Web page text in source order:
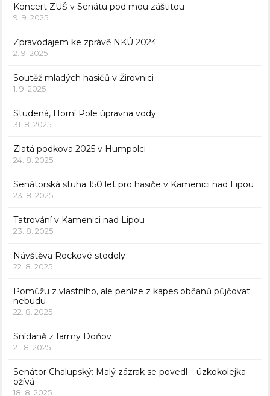
Koncert ZUŠ v Senátu pod mou záštitou
9. 9. 2025
Zpravodajem ke zprávě NKÚ 2024
2. 9. 2025
Soutěž mladých hasičů v Žirovnici
1. 9. 2025
Studená, Horní Pole úpravna vody
31. 8. 2025
Zlatá podkova 2025 v Humpolci
24. 8. 2025
Senátorská stuha 150 let pro hasiče v Kamenici nad Lipou
23. 8. 2025
Tatrování v Kamenici nad Lipou
23. 8. 2025
Návštěva Rockové stodoly
22. 8. 2025
Pomůžu z vlastního, ale peníze z kapes občanů půjčovat
nebudu
22. 8. 2025
Snídaně z farmy Doňov
21. 8. 2025
Senátor Chalupský: Malý zázrak se povedl – úzkokolejka
ožívá
18. 8. 2025